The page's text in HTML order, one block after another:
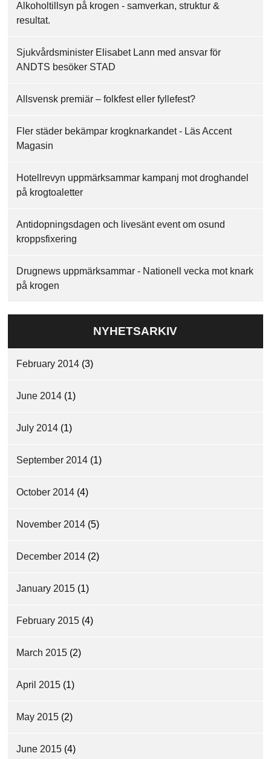
Alkoholtillsyn på krogen - samverkan, struktur &
resultat.
Sjukvårdsminister Elisabet Lann med ansvar för
ANDTS besöker STAD
Allsvensk premiär – folkfest eller fyllefest?
Fler städer bekämpar krogknarkandet - Läs Accent
Magasin
Hotellrevyn uppmärksammar kampanj mot droghandel
på krogtoaletter
Antidopningsdagen och livesänt event om osund
kroppsfixering
Drugnews uppmärksammar - Nationell vecka mot knark
på krogen
NYHETSARKIV
February 2014 (3)
June 2014 (1)
July 2014 (1)
September 2014 (1)
October 2014 (4)
November 2014 (5)
December 2014 (2)
January 2015 (1)
February 2015 (4)
March 2015 (2)
April 2015 (1)
May 2015 (2)
June 2015 (4)